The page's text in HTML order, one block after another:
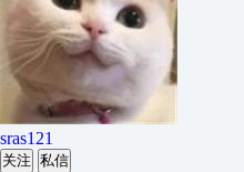
sras121
关注 私信